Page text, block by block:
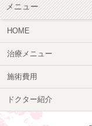
メニュー
HOME
治療メニュー
施術費用
ドクター紹介